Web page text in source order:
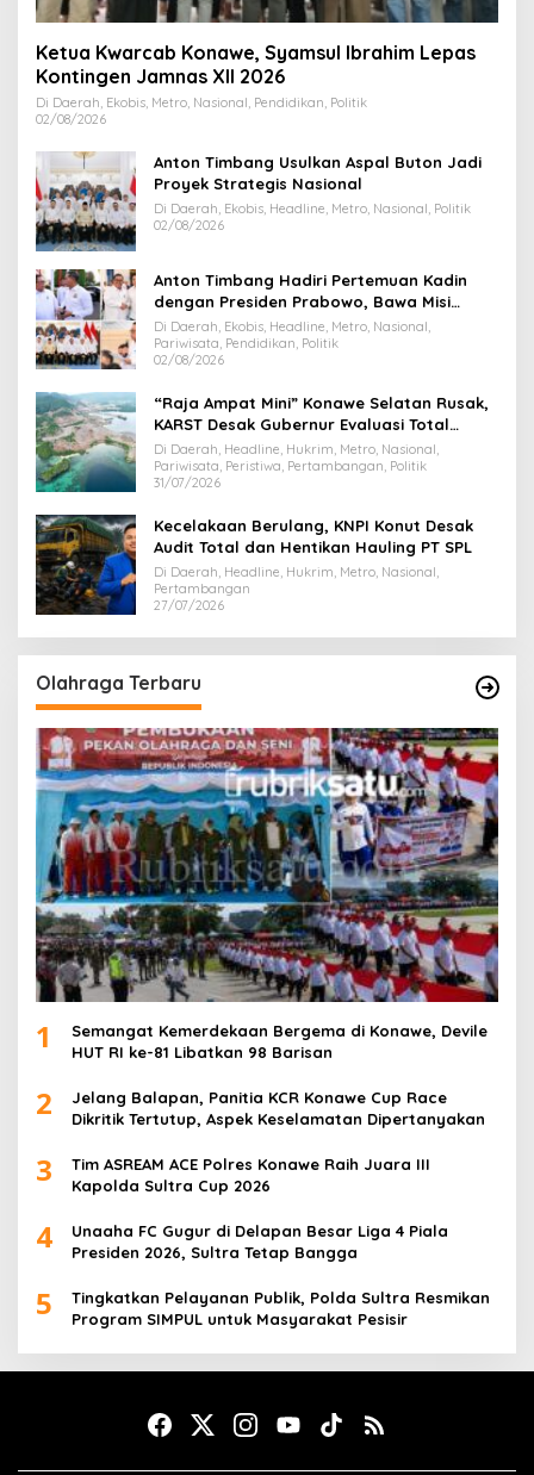
Ketua Kwarcab Konawe, Syamsul Ibrahim Lepas
Kontingen Jamnas XII 2026
Di Daerah, Ekobis, Metro, Nasional, Pendidikan, Politik
02/08/2026
Anton Timbang Usulkan Aspal Buton Jadi
Proyek Strategis Nasional
Di Daerah, Ekobis, Headline, Metro, Nasional, Politik
02/08/2026
Anton Timbang Hadiri Pertemuan Kadin
dengan Presiden Prabowo, Bawa Misi
Majukan Ekonomi Sultra
Di Daerah, Ekobis, Headline, Metro, Nasional,
Pariwisata, Pendidikan, Politik
02/08/2026
“Raja Ampat Mini” Konawe Selatan Rusak,
KARST Desak Gubernur Evaluasi Total
Dispar Sultra
Di Daerah, Headline, Hukrim, Metro, Nasional,
Pariwisata, Peristiwa, Pertambangan, Politik
31/07/2026
Kecelakaan Berulang, KNPI Konut Desak
Audit Total dan Hentikan Hauling PT SPL
Di Daerah, Headline, Hukrim, Metro, Nasional,
Pertambangan
27/07/2026
Olahraga Terbaru
1
Semangat Kemerdekaan Bergema di Konawe, Devile
HUT RI ke-81 Libatkan 98 Barisan
2
Jelang Balapan, Panitia KCR Konawe Cup Race
Dikritik Tertutup, Aspek Keselamatan Dipertanyakan
3
Tim ASREAM ACE Polres Konawe Raih Juara III
Kapolda Sultra Cup 2026
4
Unaaha FC Gugur di Delapan Besar Liga 4 Piala
Presiden 2026, Sultra Tetap Bangga
5
Tingkatkan Pelayanan Publik, Polda Sultra Resmikan
Program SIMPUL untuk Masyarakat Pesisir